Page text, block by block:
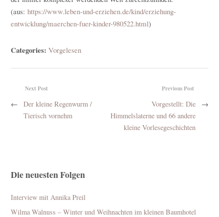
(aus:https://www.leben-und-erziehen.de/kind/erziehung-
entwicklung/maerchen-fuer-kinder-980522.html)
Categories:Vorgelesen
Previous Post
Vorgestellt: Die
Himmelslaterne und 66 andere
kleine Vorlesegeschichten
→
Next Post
←
Der kleine Regenwurm /
Tierisch vornehm
Die neuesten Folgen
Interview mit Annika Preil
Wilma Walnuss – Winter und Weihnachten im kleinen Baumhotel